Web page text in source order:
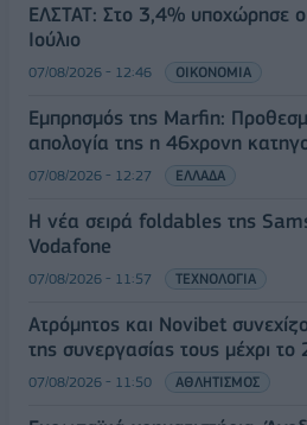
ΕΛΣΤΑΤ: Στο 3,4% υποχώρησε
Ιούλιο
07/08/2026 - 12:46 ΟΙΚΟΝΟΜΙΑ
Εμπρησμός της Marfin:
απολογία της η 46χρονη
07/08/2026 - 12:27 ΕΛΛΑΔΑ
Η νέα σειρά foldables της
Vodafone
07/08/2026 - 11:57 ΤΕΧΝΟΛΟΓΙΑ
Ατρόμητος και Novibet
της συνεργασίας τους μέχρι
07/08/2026 - 11:50 ΑΘΛΗΤΙΣΜΟΣ